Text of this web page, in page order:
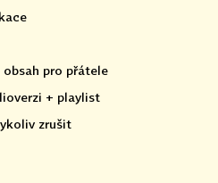
pro přátele
+ playlist
zrušit